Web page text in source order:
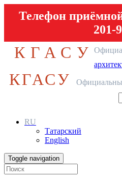
Телефон
201-
КГАСУ
КГАСУ
RU
Татарский
English
Toggle navigation